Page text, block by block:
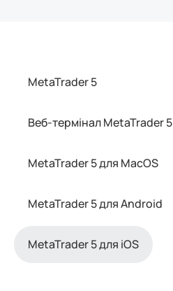
MetaTrader 5
Веб-термінал MetaTrader 5
MetaTrader 5 для MacOS
MetaTrader 5 для Android
MetaTrader 5 для iOS